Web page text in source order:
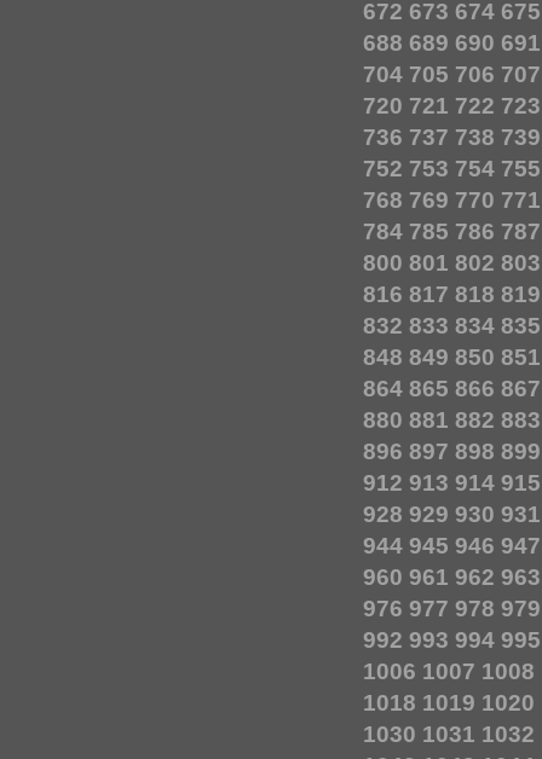
672 673 674 675
688 689 690 691
704 705 706 707
720 721 722 723
736 737 738 739
752 753 754 755
768 769 770 771
784 785 786 787
800 801 802 803
816 817 818 819
832 833 834 835
848 849 850 851
864 865 866 867
880 881 882 883
896 897 898 899
912 913 914 915
928 929 930 931
944 945 946 947
960 961 962 963
976 977 978 979
992 993 994 995
1006 1007 1008
1018 1019 1020
1030 1031 1032